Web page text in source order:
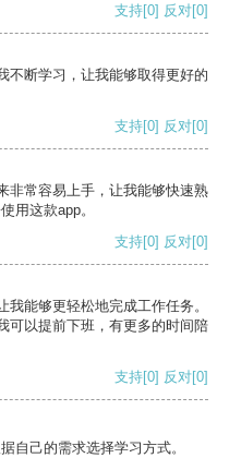
支持[0] 反对[0]
不断学习，让我能够取得更好的
支持[0] 反对[0]
非常容易上手，让我能够快速熟
用这款app。
支持[0] 反对[0]
能够更轻松地完成工作任务。
可以提前下班，有更多的时间陪
支持[0] 反对[0]
自己的需求选择学习方式。